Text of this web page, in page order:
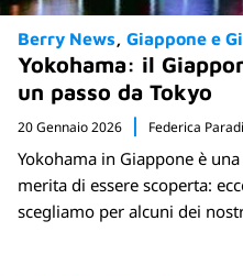
Berry News Giappone e
Yokohama: il
un passo da Tokyo
20 Gennaio 2026 Federica
Yokohama in Giappone è
merita di essere scoperta:
scegliamo per alcuni dei